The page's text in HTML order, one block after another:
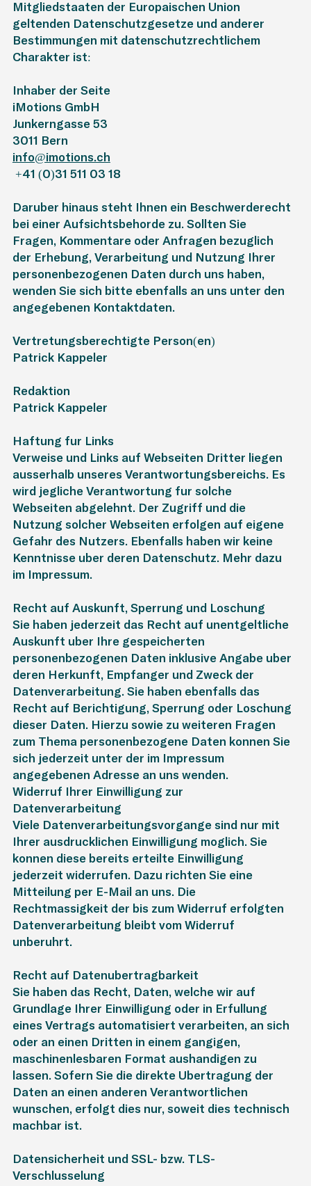
Mitgliedstaaten der Europäischen Union
geltenden Datenschutzgesetze und anderer
Bestimmungen mit datenschutzrechtlichem
Charakter ist:
Inhaber der Seite
iMotions GmbH
Junkerngasse 53
3011 Bern
info@imotions.ch
+41 (0)31 511 03 18
Darüber hinaus steht Ihnen ein Beschwerderecht
bei einer Aufsichtsbehörde zu. Sollten Sie
Fragen, Kommentare oder Anfragen bezüglich
der Erhebung, Verarbeitung und Nutzung Ihrer
personenbezogenen Daten durch uns haben,
wenden Sie sich bitte ebenfalls an uns unter den
angegebenen Kontaktdaten.
Vertretungsberechtigte Person(en)
Patrick Kappeler
Redaktion
Patrick Kappeler
Haftung für Links
Verweise und Links auf Webseiten Dritter liegen
ausserhalb unseres Verantwortungsbereichs. Es
wird jegliche Verantwortung für solche
Webseiten abgelehnt. Der Zugriff und die
Nutzung solcher Webseiten erfolgen auf eigene
Gefahr des Nutzers. Ebenfalls haben wir keine
Kenntnisse über deren Datenschutz. Mehr dazu
im Impressum.
Recht auf Auskunft, Sperrung und Löschung
Sie haben jederzeit das Recht auf unentgeltliche
Auskunft über Ihre gespeicherten
personenbezogenen Daten inklusive Angabe über
deren Herkunft, Empfänger und Zweck der
Datenverarbeitung. Sie haben ebenfalls das
Recht auf Berichtigung, Sperrung oder Löschung
dieser Daten. Hierzu sowie zu weiteren Fragen
zum Thema personenbezogene Daten können Sie
sich jederzeit unter der im Impressum
angegebenen Adresse an uns wenden.
Widerruf Ihrer Einwilligung zur
Datenverarbeitung
Viele Datenverarbeitungsvorgänge sind nur mit
Ihrer ausdrücklichen Einwilligung möglich. Sie
können diese bereits erteilte Einwilligung
jederzeit widerrufen. Dazu richten Sie eine
Mitteilung per E-Mail an uns. Die
Rechtmässigkeit der bis zum Widerruf erfolgten
Datenverarbeitung bleibt vom Widerruf
unberührt.
Recht auf Datenübertragbarkeit
Sie haben das Recht, Daten, welche wir auf
Grundlage Ihrer Einwilligung oder in Erfüllung
eines Vertrags automatisiert verarbeiten, an sich
oder an einen Dritten in einem gängigen,
maschinenlesbaren Format aushändigen zu
lassen. Sofern Sie die direkte Übertragung der
Daten an einen anderen Verantwortlichen
wünschen, erfolgt dies nur, soweit dies technisch
machbar ist.
Datensicherheit und SSL- bzw. TLS-
Verschlüsselung